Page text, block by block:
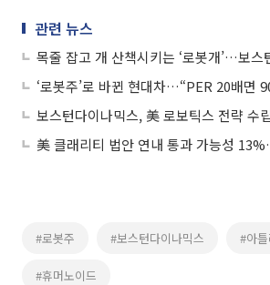
관련 뉴스
‘로봇주’로 바뀐 현대차…“PER 20배면
#로봇주 #보스턴다이나믹스 #아
#휴머노이드